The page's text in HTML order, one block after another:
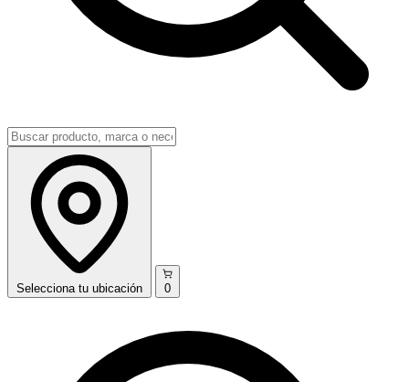
Selecciona tu ubicación 0